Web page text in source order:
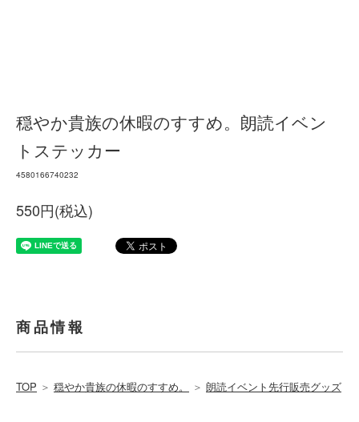
穏やか貴族の休暇のすすめ。朗読イベン
トステッカー
4580166740232
550円(税込)
商品情報
TOP ＞ 穏やか貴族の休暇のすすめ。 ＞ 朗読イベント先行販売グッズ